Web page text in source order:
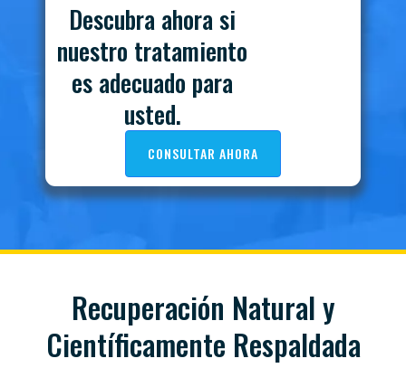
Descubra ahora si
nuestro tratamiento
es adecuado para
usted.
CONSULTAR AHORA
Recuperación Natural y
Científicamente Respaldada